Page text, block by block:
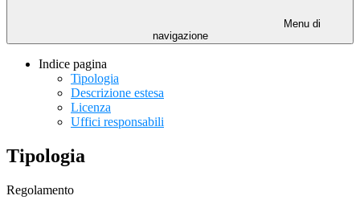
Menu di
navigazione
Indice pagina
Tipologia
Descrizione estesa
Licenza
Uffici responsabili
Tipologia
Regolamento